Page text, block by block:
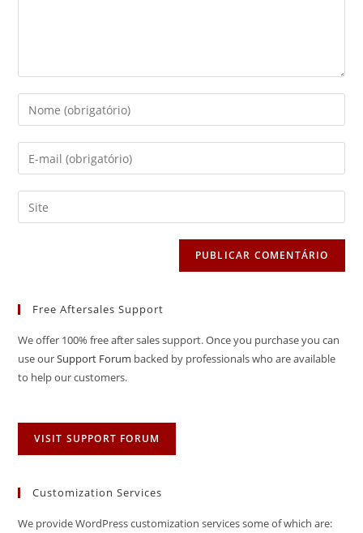
Free Aftersales Support
We offer 100% free after sales support. Once you purchase you can
use ourSupport Forum backed by professionals who are available
to help our customers.
VISIT SUPPORT FORUM
Customization Services
We provide WordPress customization services some of which are: